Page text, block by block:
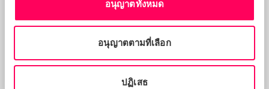
อนุญาตทั้งหมด
อนุญาตตามที่เลือก
ปฏิเสธ